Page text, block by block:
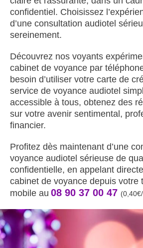
confidentiel. Choisissez
d’une consultation audiotel
sereinement.
Découvrez nos voyants
cabinet de voyance par
besoin d’utiliser votre carte de
service de voyance audiotel
accessible à tous, obtenez des
sur votre avenir sentimental,
financier.
Profitez dès maintenant d’une
voyance audiotel sérieuse de
confidentielle, en appelant
cabinet de voyance depuis votre
mobile au 08 90 37 00 47